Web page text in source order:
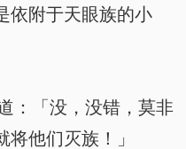
依附于天眼族的小
：「没，没错，莫非
他们灭族！」